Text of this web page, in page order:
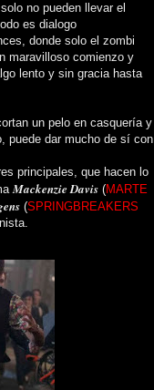
no pueden llevar el
es dialogo
donde solo el zombi
maravilloso comienzo y
lento y sin gracia hasta
un pelo en casquería y
puede dar mucho de sí con
principales, que hacen lo
Mackenzie Davis (MARTE
(SPRINGBREAKERS